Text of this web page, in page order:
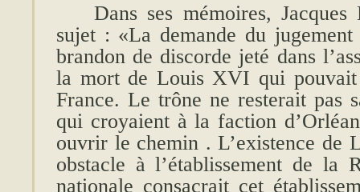
Dans ses mémoires,
sujet : «La demande du
brandon de discorde jeté dans
la mort de Louis XVI qui
France. Le trône ne resterait pas
qui croyaient à la faction
ouvrir le chemin . L’existence de
obstacle à l’établissement de la
nationale consacrait cet